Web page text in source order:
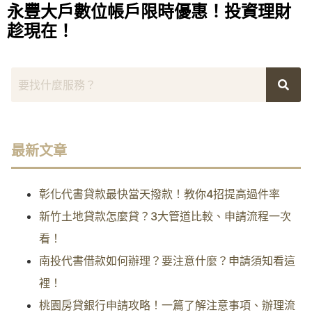
永豐大戶數位帳戶限時優惠！投資理財
趁現在！
最新文章
彰化代書貸款最快當天撥款！教你4招提高過件率
新竹土地貸款怎麼貸？3大管道比較、申請流程一次
看！
南投代書借款如何辦理？要注意什麼？申請須知看這
裡！
桃園房貸銀行申請攻略！一篇了解注意事項、辦理流